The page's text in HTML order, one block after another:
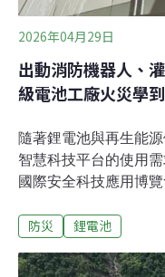
2026年04月29日
出動消防機器人、
級電池工廠火災學
隨著鋰電池與再生能
智慧科技平台的使用
國際安全科技應用博
也邀請產官學界針對
電池與電動車普及，
防災 鋰電池